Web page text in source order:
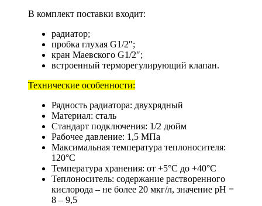
В комплект поставки входит:
радиатор;
пробка глухая G1/2″;
кран Маевского G1/2″;
встроенный терморегулирующий клапан.
Технические особенности:
Рядность радиатора: двухрядный
Материал: сталь
Стандарт подключения: 1/2 дюйм
Рабочее давление: 1,5 МПа
Максимальная температура теплоносителя:
120°C
Температура хранения: от +5°C до +40°C
Теплоноситель: содержание растворенного
кислорода – не более 20 мкг/л, значение рН =
8 – 9,5